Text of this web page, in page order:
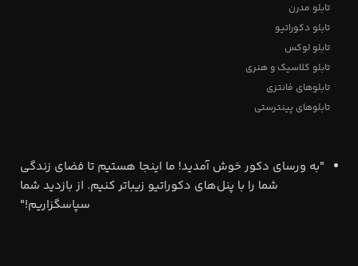
تابلو مدرن
تابلو دکوراتیو
تابلو لوکس
تابلو کلاسیک و هنری
تابلوهای فانتزی
تابلوهای پینترستی
"به ورسای دکور خوش آمدید! ما اینجا هستیم تا فضای زندگی
شما را با پنل‌های دکوراتیو زیباتر کنیم. از بازدید شما
سپاسگزاریم!"